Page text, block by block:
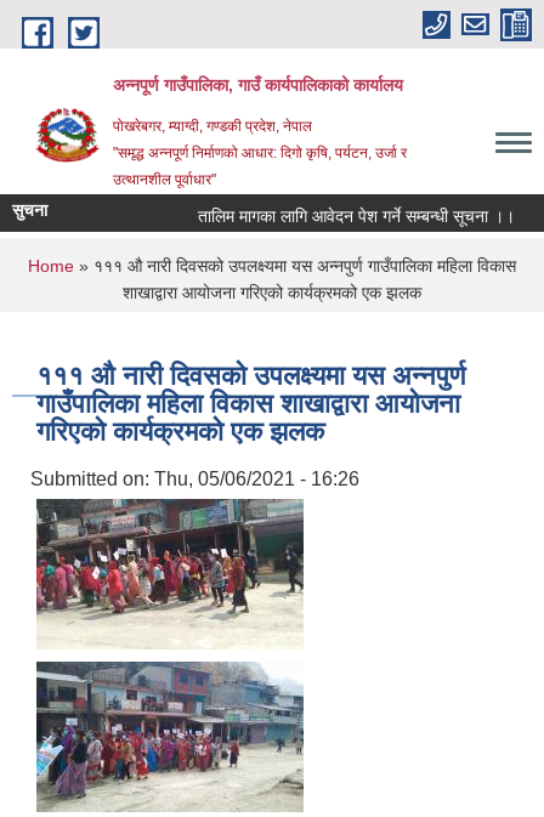
Skip to main content
अन्‍नपूर्ण गाउँपालिका, गाउँ कार्यपालिकाको कार्यालय
पोखरेबगर, म्याग्दी, गण्डकी प्रदेश, नेपाल
"समृद्ध अन्‍नपूर्ण निर्माणको आधार: दिगो कृषि, पर्यटन, उर्जा र
उत्थानशील पूर्वाधार"
सुचना तालिम मागका लागि आवेदन पेश गर्ने सम्बन्धी सूचना ।।
You are here
Home » १११ औ नारी दिवसको उपलक्ष्यमा यस अन्नपुर्ण गाउँपालिका महिला विकास
शाखाद्वारा आयोजना गरिएको कार्यक्रमको एक झलक
१११ औ नारी दिवसको उपलक्ष्यमा यस अन्नपुर्ण
गाउँपालिका महिला विकास शाखाद्वारा आयोजना
गरिएको कार्यक्रमको एक झलक
Submitted on: Thu, 05/06/2021 - 16:26